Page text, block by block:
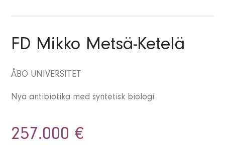
FD Mikko Metsä-Ketelä
ÅBO UNIVERSITET
Nya antibiotika med syntetisk biologi
257.000 €